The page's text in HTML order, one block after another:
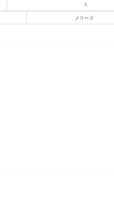
L
メリーズ